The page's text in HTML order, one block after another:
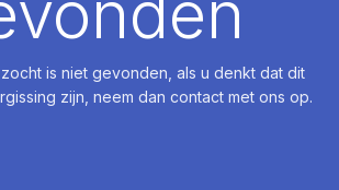
is niet gevonden, als u denkt dat dit
zijn, neem dan contact met ons op.